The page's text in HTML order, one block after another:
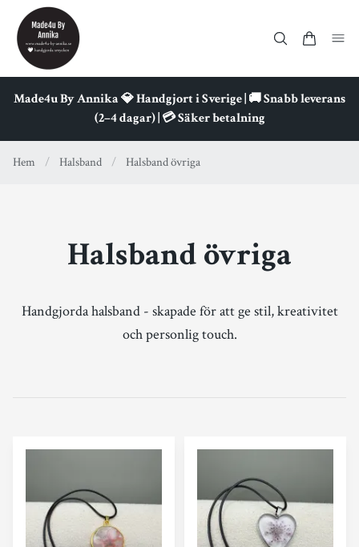
Made4u By Annika 💎 Handgjort i Sverige | 🚚 Snabb leverans
(2–4 dagar) | 💳 Säker betalning
Hem / Halsband / Halsband övriga
Halsband övriga
Handgjorda halsband - skapade för att ge stil, kreativitet
och personlig touch.